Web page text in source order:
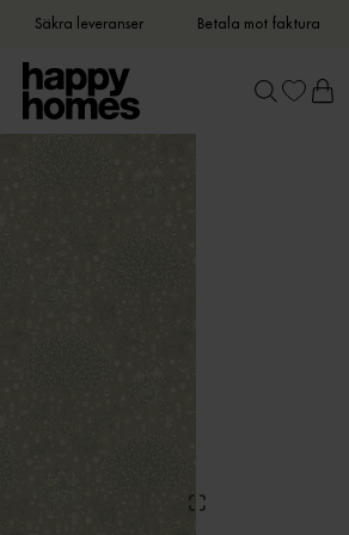
Säkra leveranser Betala mot faktura